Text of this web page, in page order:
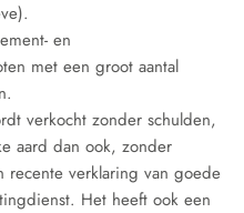
.
en
met een groot aantal
.
verkocht zonder schulden,
aard dan ook, zonder
recente verklaring van goede
. Het heeft ook een